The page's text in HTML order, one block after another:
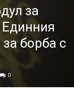
за
Единния
борба с
0